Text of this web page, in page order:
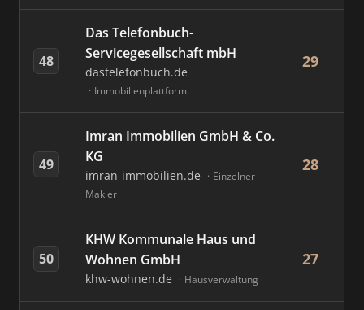
48
Das Telefonbuch-
Servicegesellschaft mbH
dastelefonbuch.de
Immobilienplattform
29
49
Imran Immobilien GmbH & Co.
KG
imran-immobilien.de
Einzelner
Makler
28
50
KHW Kommunale Haus und
Wohnen GmbH
khw-wohnen.de Hausverwaltung
27